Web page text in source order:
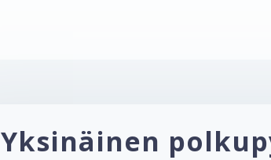
Yksinäinen